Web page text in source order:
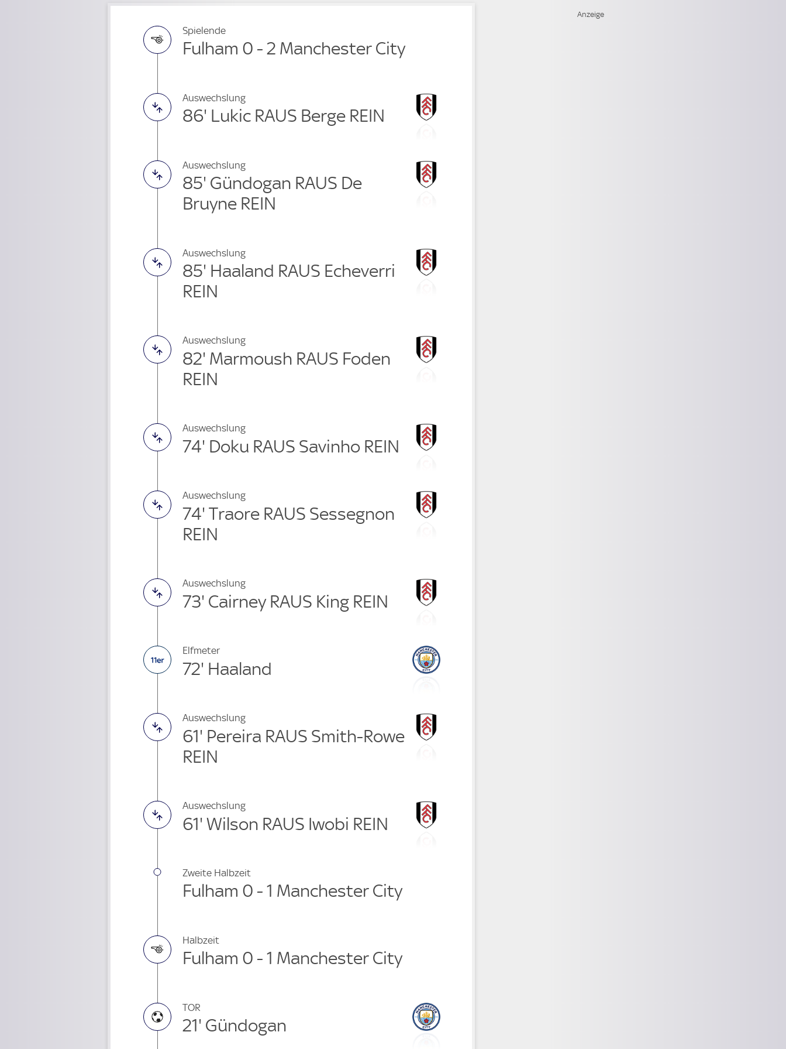
Spielende
Fulham 0 - 2 Manchester City
Auswechslung
86' Lukic RAUS Berge REIN
Auswechslung
85' Gündogan RAUS De
Bruyne REIN
Auswechslung
85' Haaland RAUS Echeverri
REIN
Auswechslung
82' Marmoush RAUS Foden
REIN
Auswechslung
74' Doku RAUS Savinho REIN
Auswechslung
74' Traore RAUS Sessegnon
REIN
Auswechslung
73' Cairney RAUS King REIN
Elfmeter
72' Haaland
Auswechslung
61' Pereira RAUS Smith-Rowe
REIN
Auswechslung
61' Wilson RAUS Iwobi REIN
Zweite Halbzeit
Fulham 0 - 1 Manchester City
Halbzeit
Fulham 0 - 1 Manchester City
TOR
21' Gündogan